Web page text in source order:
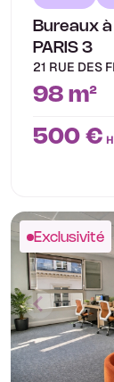
Bureaux
PARIS 3
21 RUE DES
98 m²
500 €
Exclusivité